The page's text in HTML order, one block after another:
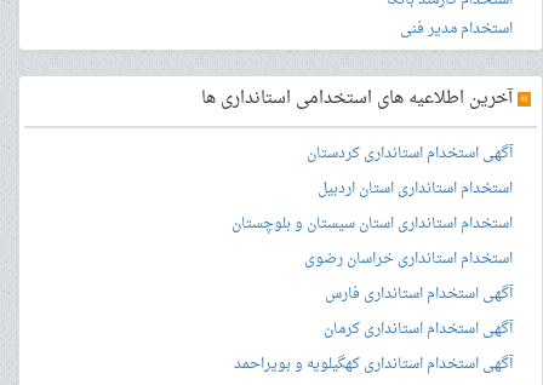
استخدام مدیر فنی
»آخرین اطلاعیه های استخدامی استانداری ها
آگهی استخدام استانداری کردستان
استخدام استانداری استان اردبیل
استخدام استانداری استان سیستان و بلوچستان
استخدام استانداری خراسان رضوی
آگهی استخدام استانداری فارس
آگهی استخدام استانداری کرمان
آگهی استخدام استانداری کهگیلویه و بویراحمد